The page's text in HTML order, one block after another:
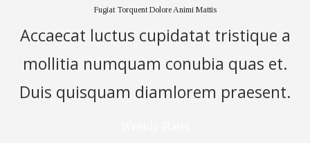
Fugiat Torquent Dolore Animi Mattis
Accaecat luctus cupidatat tristique a
mollitia numquam conubia quas et.
Duis quisquam diamlorem praesent.